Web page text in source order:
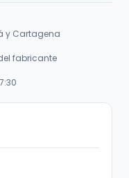
y Cartagena
fabricante